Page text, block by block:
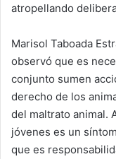
atropellando
Marisol Taboada
observó que es
conjunto sumen
derecho de los
del maltrato animal.
jóvenes es un
que es